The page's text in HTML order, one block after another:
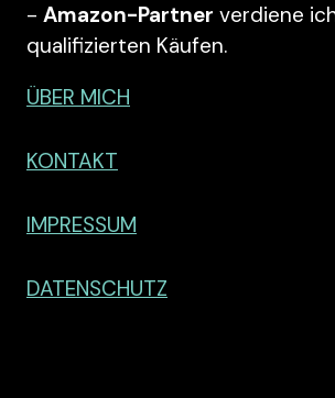
- Amazon-Partner verdiene
qualifizierten Käufen.
ÜBER MICH
KONTAKT
IMPRESSUM
DATENSCHUTZ